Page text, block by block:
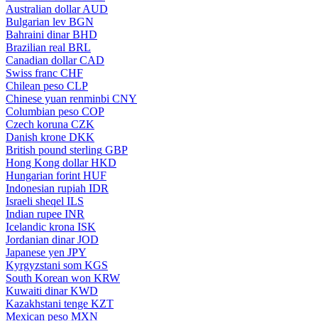
Australian dollar AUD
Bulgarian lev BGN
Bahraini dinar BHD
Brazilian real BRL
Canadian dollar CAD
Swiss franc CHF
Chilean peso CLP
Chinese yuan renminbi CNY
Columbian peso COP
Czech koruna CZK
Danish krone DKK
British pound sterling GBP
Hong Kong dollar HKD
Hungarian forint HUF
Indonesian rupiah IDR
Israeli sheqel ILS
Indian rupee INR
Icelandic krona ISK
Jordanian dinar JOD
Japanese yen JPY
Kyrgyzstani som KGS
South Korean won KRW
Kuwaiti dinar KWD
Kazakhstani tenge KZT
Mexican peso MXN